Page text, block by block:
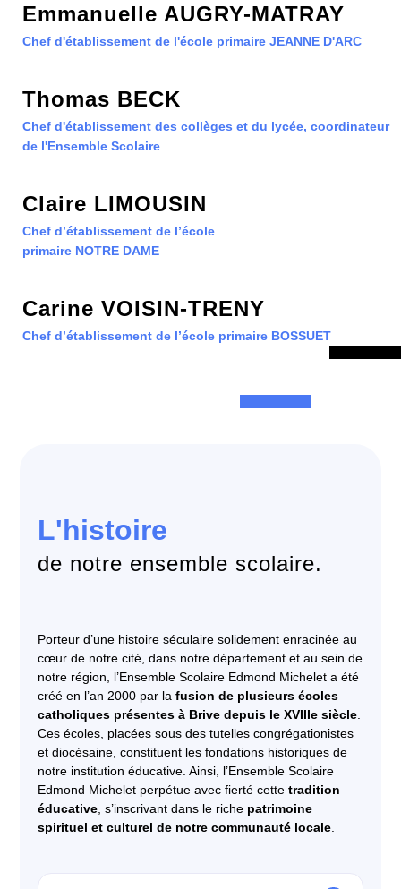
Emmanuelle AUGRY-MATRAY
Chef d'établissement de l'école primaire JEANNE D'ARC
Thomas BECK
Chef d'établissement des collèges et du lycée, coordinateur
de l'Ensemble Scolaire
Claire LIMOUSIN
Chef d’établissement de l’école
primaire NOTRE DAME
Carine VOISIN-TRENY
Chef d’établissement de l’école primaire BOSSUET
L'histoire
de notre ensemble scolaire.
Porteur d’une histoire séculaire solidement enracinée au
cœur de notre cité, dans notre département et au sein de
notre région, l’Ensemble Scolaire Edmond Michelet a été
créé en l’an 2000 par lafusion de plusieurs écoles
catholiques présentes à Brive depuis le XVIIIe siècle
Ces écoles, placées sous des tutelles congrégationistes
et diocésaine, constituent les fondations historiques de
notre institution éducative. Ainsi, l’Ensemble Scolaire
Edmond Michelet perpétue avec fierté cettetradition
éducative , s’inscrivant dans le riche patrimoine
spirituel et culturel de notre communauté locale